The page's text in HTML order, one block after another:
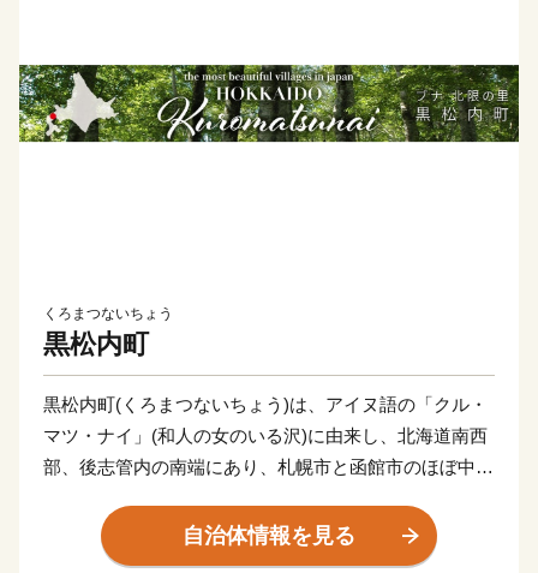
くろまつないちょう
黒松内町
黒松内町(くろまつないちょう)は、アイヌ語の「クル・
マツ・ナイ」(和人の女のいる沢)に由来し、北海道南西
部、後志管内の南端にあり、札幌市と函館市のほぼ中間
直接海岸に接することがない特殊な地形となっておりま
すが、黒松内岳からは日本海と太平洋を望むことができ
自治体情報を見る